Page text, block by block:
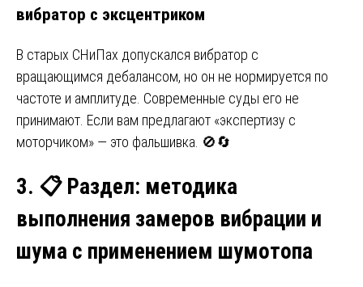
вибратор с эксцентриком
В старых СНиПах допускался вибратор с
вращающимся дебалансом, но он не нормируется по
частоте и амплитуде. Современные суды его не
принимают. Если вам предлагают «экспертизу с
моторчиком» — это фальшивка. 🚫🔄
3. 📋Раздел: методика
выполнения замеров вибрации и
шума с применением шумотопа